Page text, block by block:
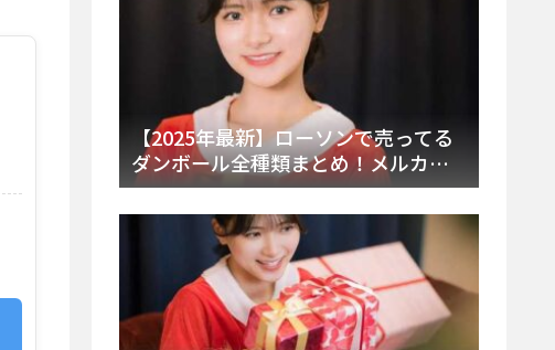
【2025年最新】ローソンで売ってる
ダンボール全種類まとめ！メルカリ
便・ゆうパック対応サイズと価格を
徹底解説